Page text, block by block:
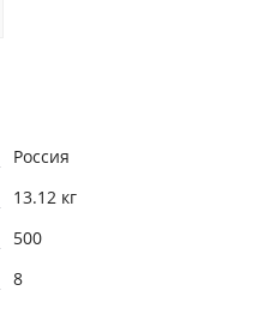
Россия
13.12 кг
500
8